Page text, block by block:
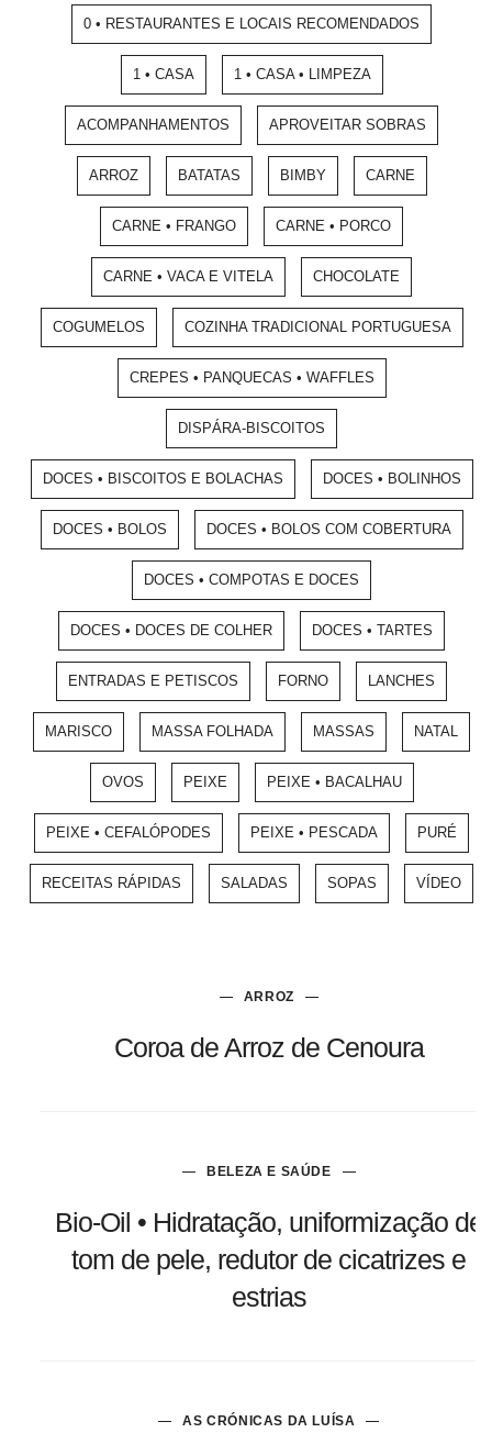
0 • RESTAURANTES E LOCAIS RECOMENDADOS
1 • CASA 1 • CASA • LIMPEZA
ACOMPANHAMENTOS APROVEITAR SOBRAS
ARROZ BATATAS BIMBY CARNE
CARNE • FRANGO CARNE • PORCO
CARNE • VACA E VITELA CHOCOLATE
COGUMELOS COZINHA TRADICIONAL PORTUGUESA
CREPES • PANQUECAS • WAFFLES
DISPÁRA-BISCOITOS
DOCES • BISCOITOS E BOLACHAS DOCES • BOLINHOS
DOCES • BOLOS DOCES • BOLOS COM COBERTURA
DOCES • COMPOTAS E DOCES
DOCES • DOCES DE COLHER DOCES • TARTES
ENTRADAS E PETISCOS FORNO LANCHES
MARISCO MASSA FOLHADA MASSAS NATAL
OVOS PEIXE PEIXE • BACALHAU
PEIXE • CEFALÓPODES PEIXE • PESCADA PURÉ
RECEITAS RÁPIDAS SALADAS SOPAS VÍDEO
ARROZ
Coroa de Arroz de Cenoura
BELEZA E SAÚDE
Bio-Oil • Hidratação, uniformização de
tom de pele, redutor de cicatrizes e
estrias
AS CRÓNICAS DA LUÍSA